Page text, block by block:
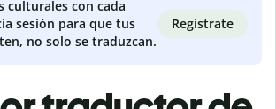
culturales con cada
sesión para que tus
no solo se traduzcan.
Regístrate